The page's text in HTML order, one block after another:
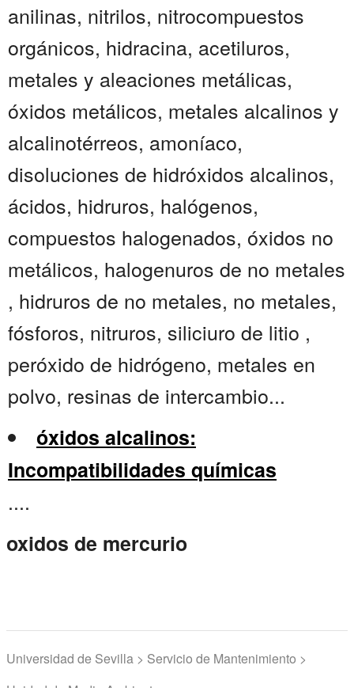
anilinas, nitrilos, nitrocompuestos
orgánicos, hidracina, acetiluros,
metales y aleaciones metálicas,
óxidos metálicos, metales alcalinos y
alcalinotérreos, amoníaco,
disoluciones de hidróxidos alcalinos,
ácidos, hidruros, halógenos,
compuestos halogenados, óxidos no
metálicos, halogenuros de no metales
, hidruros de no metales, no metales,
fósforos, nitruros, siliciuro de litio ,
peróxido de hidrógeno, metales en
polvo, resinas de intercambio...
óxidos alcalinos:
Incompatibilidades químicas
....
oxidos de mercurio
Universidad de Sevilla > Servicio de Mantenimiento >